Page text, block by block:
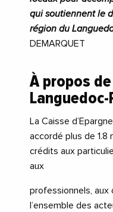
qui soutiennent le
région du
DEMARQUET
À propos
La Caisse
accordé plus de 1.8
crédits aux
aux
professionnels,
l’ensemble des